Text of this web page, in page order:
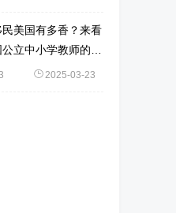
美国有多香？来看
立中小学教师的薪
2025-03-23